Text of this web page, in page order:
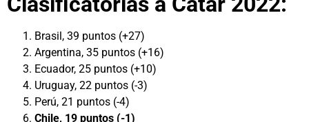
Brasil, 39 puntos (+27)
Argentina, 35 puntos (+16)
Ecuador, 25 puntos (+10)
Uruguay, 22 puntos (-3)
Perú, 21 puntos (-4)
Chile, 19 puntos (-1)